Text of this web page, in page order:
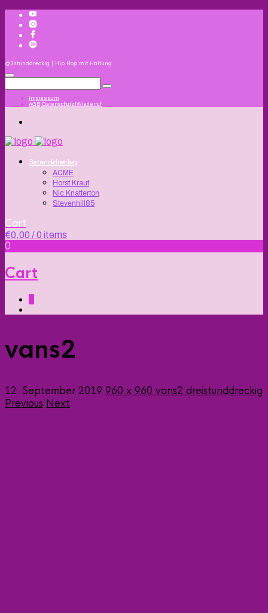
@3stunddreckig | Hip Hop mit Haltung
Impressum
AGB|Datenschutz|Wiederruf
3stunddreckig
ACME
Horst Kraut
Nic Knatterton
Stevenhill85
Cart
€0,00 / 0 items
0
Cart
vans2
12. September 2019 960 x 960 vans2 dreistunddreckig
Previous Next